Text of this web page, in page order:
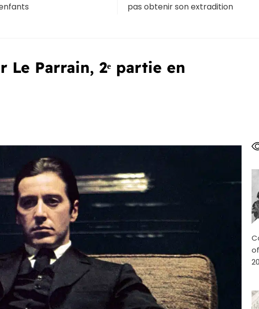
pas obtenir son extradition
Le Parrain, 2ᵉ partie en